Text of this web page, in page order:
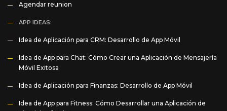
Agendar reunion
APP IDEAS:
Idea de Aplicación para CRM: Desarrollo de App Móvil
Idea de App para Chat: Cómo Crear una Aplicación de Mensajería
Móvil Exitosa
Idea de Aplicación para Finanzas: Desarrollo de App Móvil
Idea de App para Fitness: Cómo Desarrollar una Aplicación de